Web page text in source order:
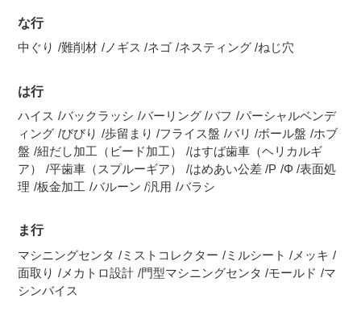
な行
中ぐり 難削材 ノギス ネゴ ネスティング ねじ穴
は行
ハイス バックラッシ バーリング バフ
パーシャルベンデ
ィング びびり 歩留まり フライス盤 バリ ボール盤 ホブ
盤 紐だし加工（ビード加工）
はすば歯車（ヘリカルギ
ア）
平歯車（スプルーギア） はめあい公差 P Φ 表面処
理 板金加工 バルーン 汎用 バラシ
ま行
マシニングセンタ ミストコレクター ミルシート
メッキ
面取り
メカトロ設計 門型マシニングセンタ モールド
マ
シンバイス